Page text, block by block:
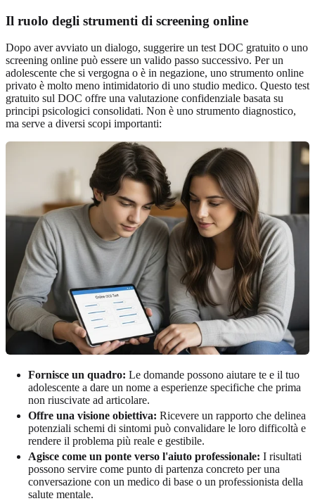
Il ruolo degli strumenti di screening online
Dopo aver avviato un dialogo, suggerire un test DOC gratuito o uno
screening online può essere un valido passo successivo. Per un
adolescente che si vergogna o è in negazione, uno strumento online
privato è molto meno intimidatorio di uno studio medico. Questo test
gratuito sul DOC offre una valutazione confidenziale basata su
principi psicologici consolidati. Non è uno strumento diagnostico,
ma serve a diversi scopi importanti:
Fornisce un quadro: Le domande possono aiutare te e il tuo
adolescente a dare un nome a esperienze specifiche che prima
non riuscivate ad articolare.
Offre una visione obiettiva: Ricevere un rapporto che delinea
potenziali schemi di sintomi può convalidare le loro difficoltà e
rendere il problema più reale e gestibile.
Agisce come un ponte verso l'aiuto professionale: I risultati
possono servire come punto di partenza concreto per una
conversazione con un medico di base o un professionista della
salute mentale.